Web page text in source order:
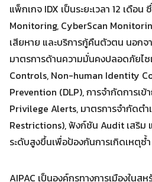
แพ็กเกจ IDX เป็นระยะเวลา 12 เดือ
Monitoring, CyberScan
เสียหาย และบริการกู้คืนตัวตน นอกจ
มาตรการด้านความมั่นคงปลอดภัยไซ
Controls, Non-human Identity
Prevention (DLP), การจำกัดการเ
Privilege Alerts, มาตรการจำกัดต
Restrictions), ฟังก์ชัน Audit เสริม
ระดับสูงขึ้นเพื่อป้องกันการเกิดเหตุซ้
AIPAC เป็นองค์กรทางการเมืองในส